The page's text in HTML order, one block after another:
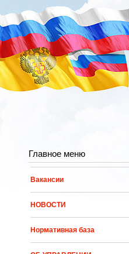
Перейти к основному содержанию
Главное меню
Вакансии
НОВОСТИ
Нормативная база